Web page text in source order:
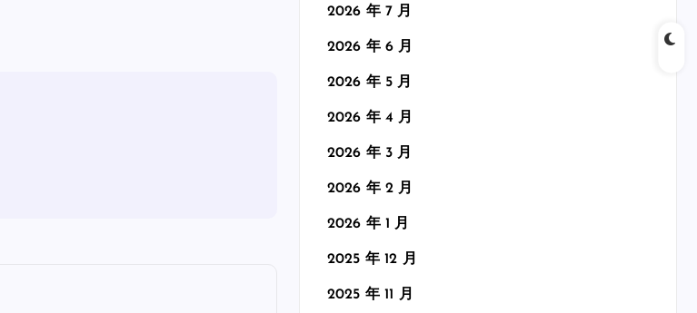
2026 年 7 月
2026 年 6 月
2026 年 5 月
2026 年 4 月
2026 年 3 月
2026 年 2 月
2026 年 1 月
2025 年 12 月
2025 年 11 月